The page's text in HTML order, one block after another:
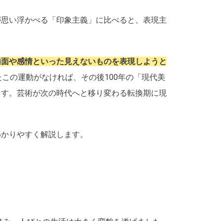
い浮かべる「印象主義」に比べると、表現主
や感情といった見えないものを表現しようと
の運動がなければ、その後100年の「現代美
。芸術が次の時代へと移り変わる転換期に現
りやすく解説します。